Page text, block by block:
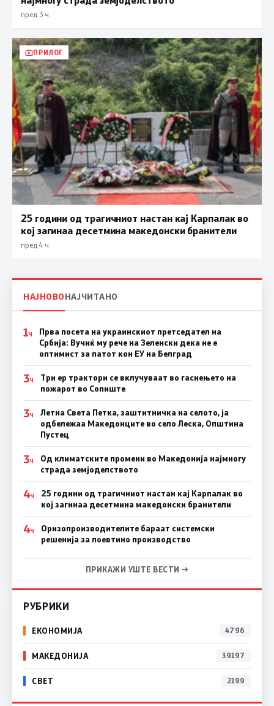
пред 3 ч.
ПРИЛОГ
25 години од трагичниот настан кај Карпалак во
кој загинаа десетмина македонски бранители
пред 4 ч.
НАЈНОВОНАЈЧИТАНО
1Ч
Прва посета на украинскиот претседател на
Србија: Вучиќ му рече на Зеленски дека не е
оптимист за патот кон ЕУ на Белград
3Ч
Три ер трактори се вклучуваат во гаснењето на
пожарот во Сопиште
3Ч
Летна Света Петка, заштитничка на селото, ја
одбележаа Македонците во село Леска, Општина
Пустец
3Ч
Од климатските промени во Македонија најмногу
страда земјоделството
4Ч
25 години од трагичниот настан кај Карпалак во
кој загинаа десетмина македонски бранители
4Ч
Оризопроизводителите бараат системски
решенија за поевтино производство
ПРИКАЖИ УШТЕ ВЕСТИ →
РУБРИКИ
ЕКОНОМИЈА 4796
МАКЕДОНИЈА 39197
СВЕТ 2199